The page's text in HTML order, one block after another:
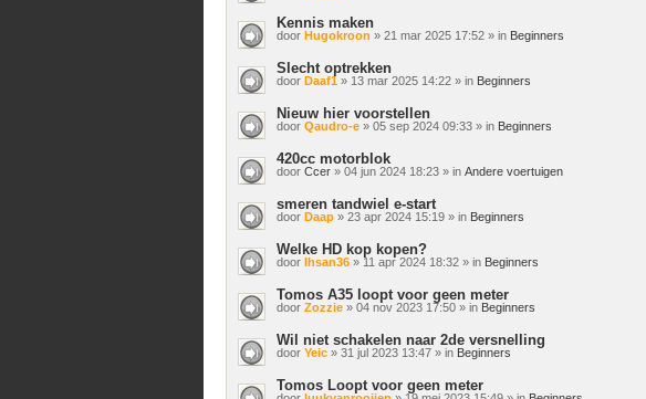
Kennis maken
door Hugokroon » 21 mar 2025 17:52 » in Beginners
Slecht optrekken
door Daaf1» 13 mar 2025 14:22 » in Beginners
Nieuw hier voorstellen
door Qaudro-e» 05 sep 2024 09:33 » in Beginners
420cc motorblok
door Ccer» 04 jun 2024 18:23 » in Andere voertuigen
smeren tandwiel e-start
door Daap» 23 apr 2024 15:19 » in Beginners
Welke HD kop kopen?
door Ihsan36» 11 apr 2024 18:32 » in Beginners
Tomos A35 loopt voor geen meter
door Zozzie» 04 nov 2023 17:50 » in Beginners
Wil niet schakelen naar 2de versnelling
door Yeic» 31 jul 2023 13:47 » in Beginners
Tomos Loopt voor geen meter